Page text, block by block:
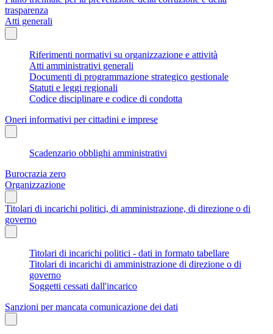
trasparenza
Atti generali
Riferimenti normativi su organizzazione e attività
Atti amministrativi generali
Documenti di programmazione strategico gestionale
Statuti e leggi regionali
Codice disciplinare e codice di condotta
Oneri informativi per cittadini e imprese
Scadenzario obblighi amministrativi
Burocrazia zero
Organizzazione
Titolari di incarichi politici, di amministrazione, di direzione o di
governo
Titolari di incarichi politici - dati in formato tabellare
Titolari di incarichi di amministrazione di direzione o di
governo
Soggetti cessati dall'incarico
Sanzioni per mancata comunicazione dei dati